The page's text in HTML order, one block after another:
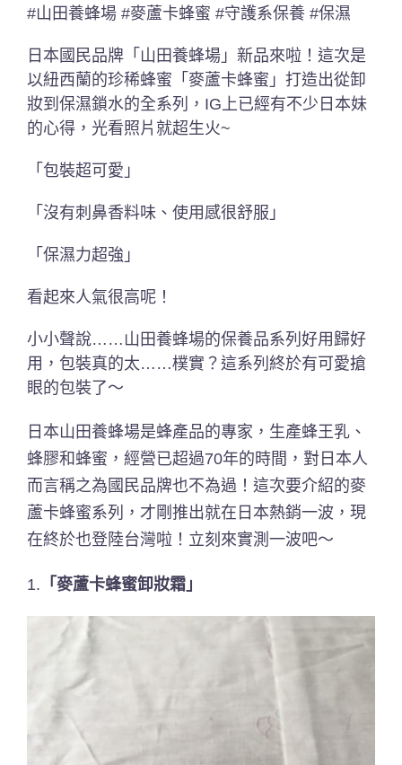
#山田養蜂場 #麥蘆卡蜂蜜 #守護系保養 #保濕
日本國民品牌「山田養蜂場」新品來啦！這次是
以紐西蘭的珍稀蜂蜜「麥蘆卡蜂蜜」打造出從卸
妝到保濕鎖水的全系列，IG上已經有不少日本妹
的心得，光看照片就超生火~
「包裝超可愛」
「沒有刺鼻香料味、使用感很舒服」
「保濕力超強」
看起來人氣很高呢！
小小聲說……山田養蜂場的保養品系列好用歸好
用，包裝真的太……樸實？這系列終於有可愛搶
眼的包裝了～
日本山田養蜂場是蜂產品的專家，生產蜂王乳、
蜂膠和蜂蜜，經營已超過70年的時間，對日本人
而言稱之為國民品牌也不為過！這次要介紹的麥
蘆卡蜂蜜系列，才剛推出就在日本熱銷一波，現
在終於也登陸台灣啦！立刻來實測一波吧～
1. 「麥蘆卡蜂蜜卸妝霜」